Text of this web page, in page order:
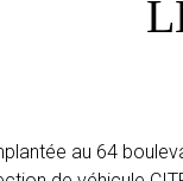
au 64